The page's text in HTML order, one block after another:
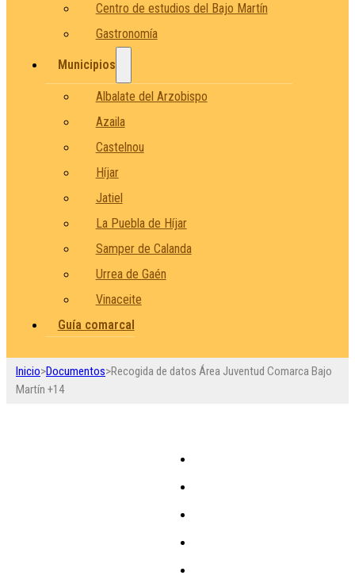
Centro de estudios del Bajo Martín
Gastronomía
Municipios
Albalate del Arzobispo
Azaila
Castelnou
Híjar
Jatiel
La Puebla de Híjar
Samper de Calanda
Urrea de Gaén
Vinaceite
Guía comarcal
Inicio>Documentos>Recogida de datos Área Juventud Comarca Bajo
Martín +14